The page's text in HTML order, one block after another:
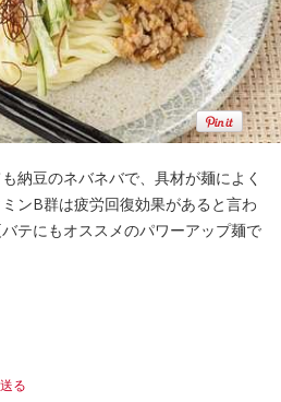
納豆のネバネバで、具材が麺によく
ンB群は疲労回復効果があると言わ
テにもオススメのパワーアップ麺で
る